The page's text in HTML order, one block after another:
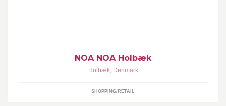
NOA NOA Holbæk
Holbæk, Denmark
SHOPPING/RETAIL